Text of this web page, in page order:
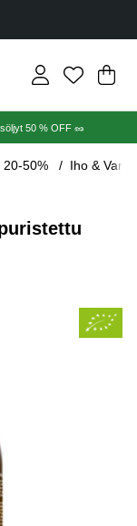
.
50 % OFF 🥜
20-50% Iho &
LUOMU